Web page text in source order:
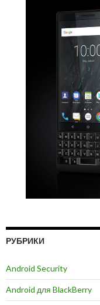
РУБРИКИ
Android Security
Android для BlackBerry